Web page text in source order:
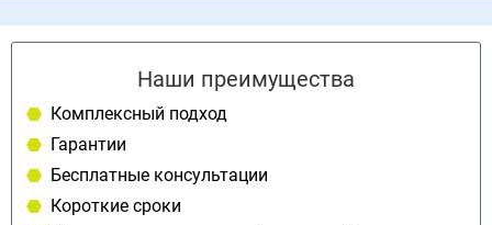
Наши преимущества
Комплексный подход
Гарантии
Бесплатные консультации
Короткие сроки